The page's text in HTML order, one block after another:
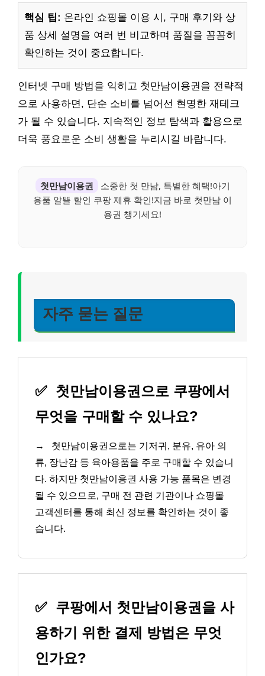
핵심 팁: 온라인 쇼핑몰 이용 시, 구매 후기와 상
품 상세 설명을 여러 번 비교하며 품질을 꼼꼼히
확인하는 것이 중요합니다.
인터넷 구매 방법을 익히고 첫만남이용권을 전략적
으로 사용하면, 단순 소비를 넘어선 현명한 재테크
가 될 수 있습니다. 지속적인 정보 탐색과 활용으로
더욱 풍요로운 소비 생활을 누리시길 바랍니다.
첫만남이용권
소중한 첫 만남, 특별한 혜택!아기
용품 알뜰 할인 쿠팡 제휴 확인!지금 바로 첫만남 이
용권 챙기세요!
자주 묻는 질문
✅ 첫만남이용권으로 쿠팡에서
무엇을 구매할 수 있나요?
→
첫만남이용권으로는 기저귀, 분유, 유아 의
류, 장난감 등 육아용품을 주로 구매할 수 있습니
다. 하지만 첫만남이용권 사용 가능 품목은 변경
될 수 있으므로, 구매 전 관련 기관이나 쇼핑몰
고객센터를 통해 최신 정보를 확인하는 것이 좋
습니다.
✅ 쿠팡에서 첫만남이용권을 사
용하기 위한 결제 방법은 무엇
인가요?